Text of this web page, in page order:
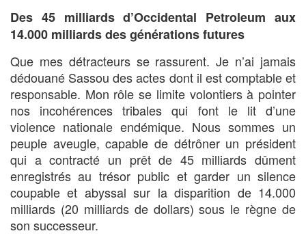
Des 45 milliards d’Occidental Petroleum aux
14.000 milliards des générations futures
Que mes détracteurs se rassurent. Je n’ai jamais
dédouané Sassou des actes dont il est comptable et
responsable. Mon rôle se limite volontiers à pointer
nos incohérences tribales qui font le lit d’une
violence nationale endémique. Nous sommes un
peuple aveugle, capable de détrôner un président
qui a contracté un prêt de 45 milliards dûment
enregistrés au trésor public et garder un silence
coupable et abyssal sur la disparition de 14.000
milliards (20 milliards de dollars) sous le règne de
son successeur.